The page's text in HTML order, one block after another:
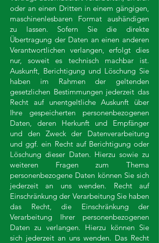
oder an einen Dritten in einem gängigen,
maschinenlesbaren Format aushändigen
zu lassen. Sofern Sie die direkte
Übertragung der Daten an einen anderen
Verantwortlichen verlangen, erfolgt dies
nur, soweit es technisch machbar ist.
Auskunft, Berichtigung und Löschung Sie
haben im Rahmen der geltenden
gesetzlichen Bestimmungen jederzeit das
Recht auf unentgeltliche Auskunft über
Ihre gespeicherten personenbezogenen
Daten, deren Herkunft und Empfänger
und den Zweck der Datenverarbeitung
und ggf. ein Recht auf Berichtigung oder
Löschung dieser Daten. Hierzu sowie zu
weiteren Fragen zum Thema
personenbezogene Daten können Sie sich
jederzeit an uns wenden. Recht auf
Einschränkung der Verarbeitung Sie haben
das Recht, die Einschränkung der
Verarbeitung Ihrer personenbezogenen
Daten zu verlangen. Hierzu können Sie
sich jederzeit an uns wenden. Das Recht